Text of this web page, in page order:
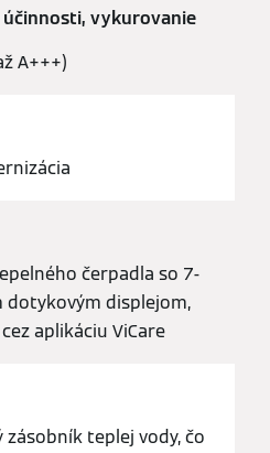
vykurovanie
A+++)
čerpadla so 7-
dotykovým displejom,
aplikáciu ViCare
teplej vody, čo